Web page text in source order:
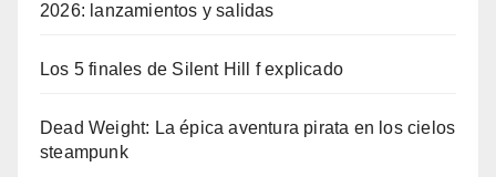
2026: lanzamientos y salidas
Los 5 finales de Silent Hill f explicado
Dead Weight: La épica aventura pirata en los cielos
steampunk